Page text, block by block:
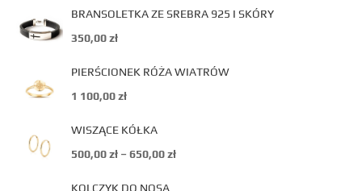
BRANSOLETKA ZE SREBRA 925 I SKÓRY
350,00zł
PIERŚCIONEK RÓŻA WIATRÓW
1 100,00zł
WISZĄCE KÓŁKA
500,00zł – 650,00zł
KOLCZYK DO NOSA